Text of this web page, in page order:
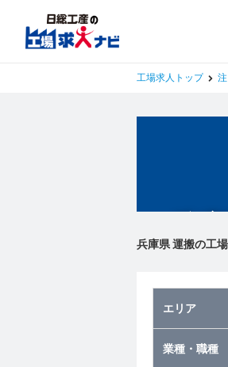
工場求人トップ
兵庫県 運搬の工
エリア
業種・職種